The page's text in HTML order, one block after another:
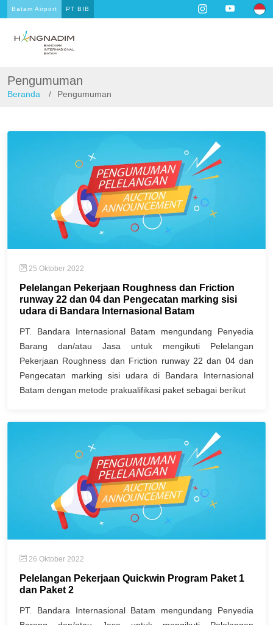
Batam Airport PT BIB
Pengumuman
Beranda Pengumuman
25 Oktober 2022
Pelelangan Pekerjaan Roughness dan Friction
runway 22 dan 04 dan Pengecatan marking sisi
udara di Bandara Internasional Batam
PT. Bandara Internasional Batam mengundang Penyedia
Barang dan/atau Jasa untuk mengikuti Pelelangan
Pekerjaan Roughness dan Friction runway 22 dan 04 dan
Pengecatan marking sisi udara di Bandara Internasional
Batam dengan metode prakualifikasi paket sebagai berikut
26 Oktober 2022
Pelelangan Pekerjaan Quickwin Program Paket 1
dan Paket 2
PT. Bandara Internasional Batam mengundang Penyedia